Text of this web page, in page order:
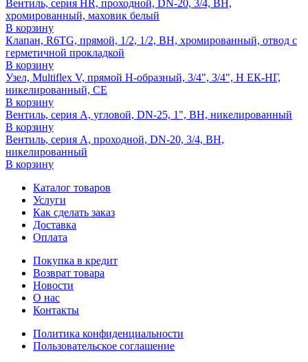
Вентиль, серия HR, проходной, DN-20, 3/4, ВН,
хромированный, маховик белый
В корзину
Клапан, R6TG, прямой, 1/2, 1/2, ВН, хромированный, отвод с
герметичной прокладкой
В корзину
Узел, Multiflex V, прямой H-образный, 3/4", 3/4", Н ЕК-НГ,
никелированный, CE
В корзину
Вентиль, серия A, угловой, DN-25, 1", ВН, никелированный
В корзину
Вентиль, серия A, проходной, DN-20, 3/4, ВН,
никелированный
В корзину
Каталог товаров
Услуги
Как сделать заказ
Доставка
Оплата
Покупка в кредит
Возврат товара
Новости
О нас
Контакты
Политика конфиденциальности
Пользовательское соглашение